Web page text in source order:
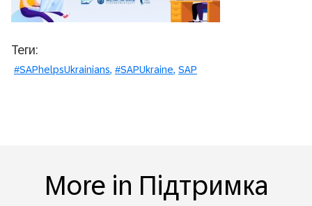
Теги:
#SAPhelpsUkrainians #SAPUkraine SAP
More in Підтримка